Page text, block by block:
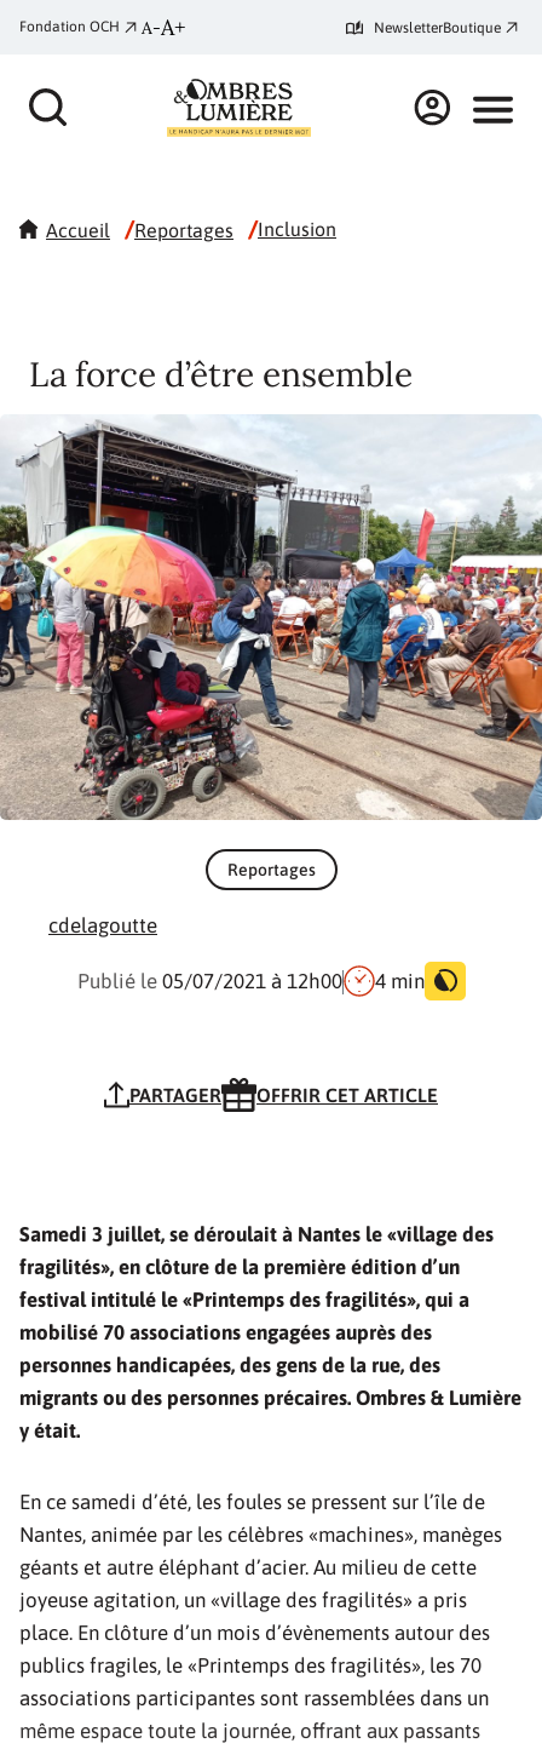
Fondation OCH A-A+ NewsletterBoutique
Accueil /Reportages /Inclusion
La force d’être ensemble
Reportages
cdelagoutte
Publié le 05/07/2021 à 12h00 4 min
PARTAGER OFFRIR CET ARTICLE
Samedi 3 juillet, se déroulait à Nantes le «village des
fragilités», en clôture de la première édition d’un
festival intitulé le «Printemps des fragilités», qui a
mobilisé 70 associations engagées auprès des
personnes handicapées, des gens de la rue, des
migrants ou des personnes précaires. Ombres & Lumière
y était.
En ce samedi d’été, les foules se pressent sur l’île de
Nantes, animée par les célèbres «machines», manèges
géants et autre éléphant d’acier. Au milieu de cette
joyeuse agitation, un «village des fragilités» a pris
place. En clôture d’un mois d’évènements autour des
publics fragiles, le «Printemps des fragilités», les 70
associations participantes sont rassemblées dans un
même espace toute la journée, offrant aux passants